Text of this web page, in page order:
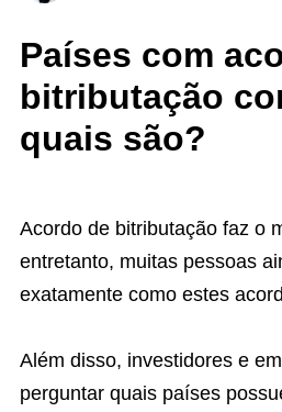
Países com
bitributação
quais são?
Acordo de bitributação faz o
entretanto, muitas pessoas
exatamente como estes
Além disso, investidores e
perguntar quais países